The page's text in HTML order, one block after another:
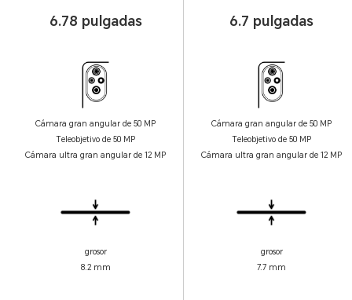
6.78 pulgadas 6.7 pulgadas
Cámara gran angular de 50 MP
Teleobjetivo de 50 MP
Cámara ultra gran angular de 12 MP
Cámara gran angular de 50 MP
Teleobjetivo de 50 MP
Cámara ultra gran angular de 12 MP
grosor
8.2 mm
grosor
7.7 mm